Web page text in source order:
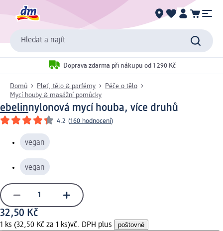
Hledat a najít
Doprava zdarma při nákupu od 1 290 Kč
Domů Pleť, tělo & parfémy
Péče o tělo
Mycí houby & masážní pomůcky
ebelinnylonová mycí houba, více druhů
4.2 (160 hodnocení)
vegan
vegan
32,50 Kč
1 ks (32,50 Kč za 1 ks)vč. DPH plus poštovné